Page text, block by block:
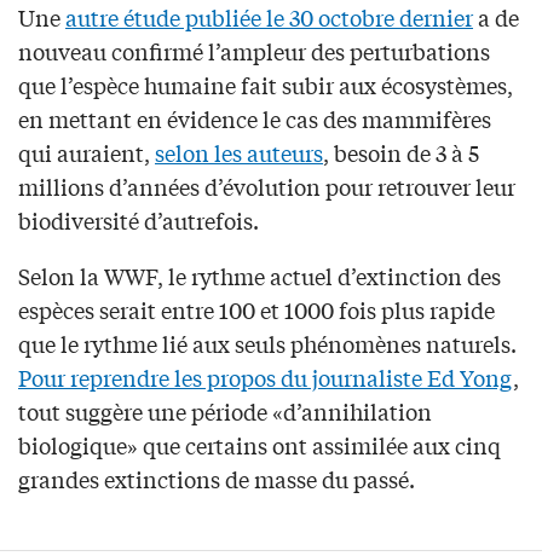
Uneautre étude publiée le 30 octobre derniera de
nouveau confirmé l’ampleur des perturbations
que l’espèce humaine fait subir aux écosystèmes,
en mettant en évidence le cas des mammifères
qui auraient,selon les auteurs, besoin de 3 à 5
millions d’années d’évolution pour retrouver leur
biodiversité d’autrefois.
Selon la WWF, le rythme actuel d’extinction des
espèces serait entre 100 et 1000 fois plus rapide
que le rythme lié aux seuls phénomènes naturels.
Pour reprendre les propos du journaliste Ed Yong,
tout suggère une période «d’annihilation
biologique» que certains ont assimilée aux cinq
grandes extinctions de masse du passé.